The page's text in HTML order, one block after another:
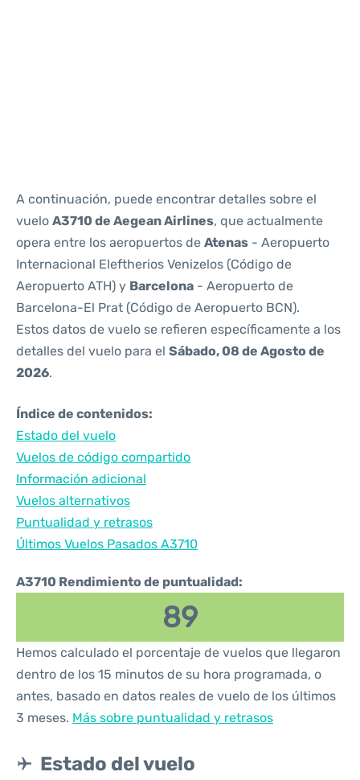
A continuación, puede encontrar detalles sobre el
vuelo A3710 de Aegean Airlines, que actualmente
opera entre los aeropuertos de Atenas - Aeropuerto
Internacional Eleftherios Venizelos (Código de
Aeropuerto ATH) y Barcelona - Aeropuerto de
Barcelona-El Prat (Código de Aeropuerto BCN).
Estos datos de vuelo se refieren específicamente a los
detalles del vuelo para el Sábado, 08 de Agosto de
2026.
Índice de contenidos:
Estado del vuelo
Vuelos de código compartido
Información adicional
Vuelos alternativos
Puntualidad y retrasos
Últimos Vuelos Pasados A3710
A3710 Rendimiento de puntualidad:
89
Hemos calculado el porcentaje de vuelos que llegaron
dentro de los 15 minutos de su hora programada, o
antes, basado en datos reales de vuelo de los últimos
3 meses. Más sobre puntualidad y retrasos
Estado del vuelo